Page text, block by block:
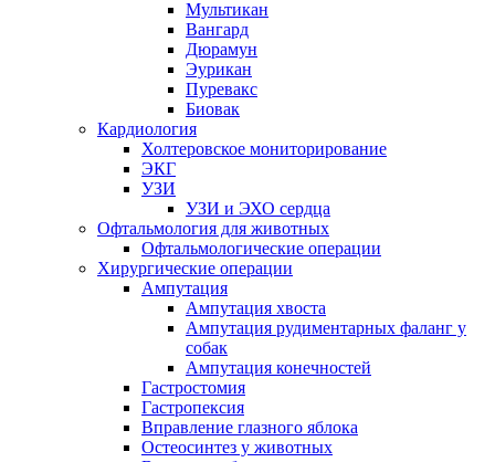
Мультикан
Вангард
Дюрамун
Эурикан
Пуревакс
Биовак
Кардиология
Холтеровское мониторирование
ЭКГ
УЗИ
УЗИ и ЭХО сердца
Офтальмология для животных
Офтальмологические операции
Хирургические операции
Ампутация
Ампутация хвоста
Ампутация рудиментарных фаланг у
собак
Ампутация конечностей
Гастростомия
Гастропексия
Вправление глазного яблока
Остеосинтез у животных